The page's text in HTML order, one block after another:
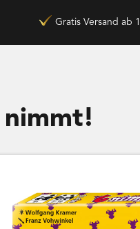
Gratis Versand ab